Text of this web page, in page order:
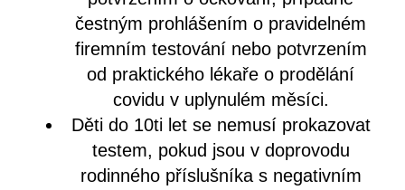
čestným prohlášením o pravidelném
firemním testování nebo potvrzením
od praktického lékaře o prodělání
covidu v uplynulém měsíci.
Děti do 10ti let se nemusí prokazovat
testem, pokud jsou v doprovodu
rodinného příslušníka s negativním